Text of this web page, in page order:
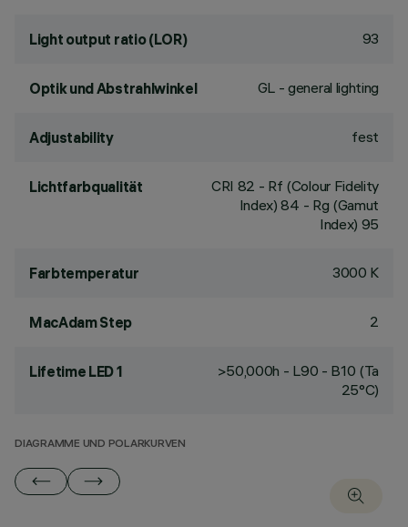
Light output ratio (LOR) 93
Optik und Abstrahlwinkel GL - general lighting
Adjustability fest
Lichtfarbqualität CRI 82 - Rf (Colour Fidelity
Index) 84 - Rg (Gamut
Index) 95
Farbtemperatur 3000 K
MacAdam Step 2
Lifetime LED 1
>50,000h - L90 - B10 (Ta
25°C)
DIAGRAMME UND POLARKURVEN